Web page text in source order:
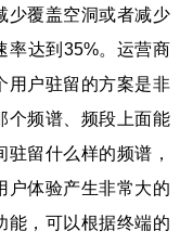
少覆盖空洞或者减少
率达到35%。运营商
用户驻留的方案是非
个频谱、频段上面能
留什么样的频谱，
户体验产生非常大的
能，可以根据终端的